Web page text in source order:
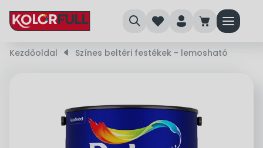
search heart person cart menu
Kezdőoldal right_small Színes beltéri festékek - lemosható